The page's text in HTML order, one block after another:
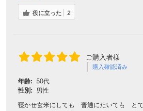
役に立った 2
ご購入者様
購入確認済み
年齢: 50代
性別:
男性
寝かせ玄米にしても 普通にたいても とて